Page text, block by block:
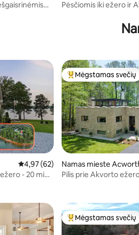
Pėsčiomis iki ežero ir
Vidutinis įvertinimas: 4,97 iš 5,
4,97 (62)
- 20 min.
Svečių
Mėgstamas svečių
Namas mieste
Pilis prie Akvorto
Svečių
Mėgstamas svečių